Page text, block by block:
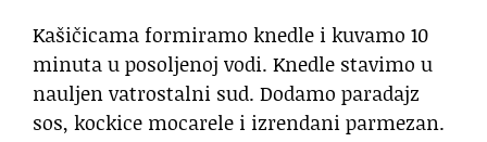
Kašičicama formiramo knedle i kuvamo 10
minuta u posoljenoj vodi. Knedle stavimo u
nauljen vatrostalni sud. Dodamo paradajz
sos, kockice mocarele i izrendani parmezan.